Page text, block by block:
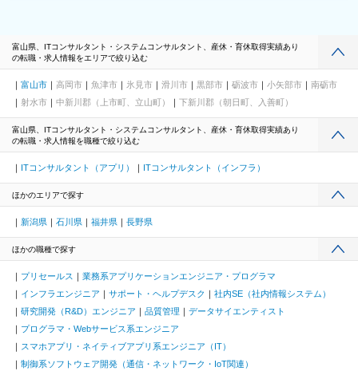
富山県、ITコンサルタント・システムコンサルタント、産休・育休取得実績あり
の転職・求人情報をエリアで絞り込む
富山市 高岡市 魚津市 氷見市 滑川市 黒部市 砺波市 小矢部市
南砺市
射水市
中新川郡（上市町、立山町） 下新川郡（朝日町、入善町）
富山県、ITコンサルタント・システムコンサルタント、産休・育休取得実績あり
の転職・求人情報を職種で絞り込む
ITコンサルタント（アプリ） ITコンサルタント（インフラ）
ほかのエリアで探す
新潟県 石川県 福井県 長野県
ほかの職種で探す
プリセールス
業務系アプリケーションエンジニア・プログラマ
インフラエンジニア
サポート・ヘルプデスク
社内SE（社内情報システム）
研究開発（R&D）エンジニア
品質管理
データサイエンティスト
プログラマ・Webサービス系エンジニア
スマホアプリ・ネイティブアプリ系エンジニア（IT）
制御系ソフトウェア開発（通信・ネットワーク・IoT関連）